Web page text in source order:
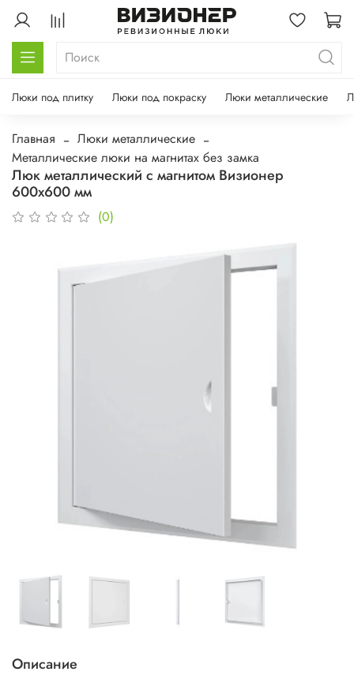
Люки под плитку Люки под покраску Люки металлические
Главная
Люки металлические
Металлические люки на магнитах без замка
Люк металлический с магнитом Визионер
600х600 мм
(0)
Описание